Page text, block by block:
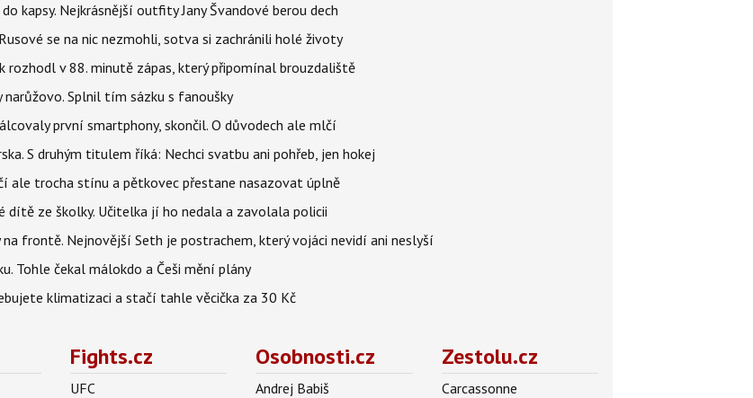
kapsy. Nejkrásnější outfity Jany Švandové berou dech
se na nic nezmohli, sotva si zachránili holé životy
rozhodl v 88. minutě zápas, který připomínal brouzdaliště
Splnil tím sázku s fanoušky
první smartphony, skončil. O důvodech ale mlčí
S druhým titulem říká: Nechci svatbu ani pohřeb, jen hokej
ale trocha stínu a pětkovec přestane nasazovat úplně
ze školky. Učitelka jí ho nedala a zavolala policii
frontě. Nejnovější Seth je postrachem, který vojáci nevidí ani neslyší
Tohle čekal málokdo a Češi mění plány
klimatizaci a stačí tahle věcička za 30 Kč
Fights.cz
UFC
Osobnosti.cz
Andrej Babiš
Zestolu.cz
Carcassonne